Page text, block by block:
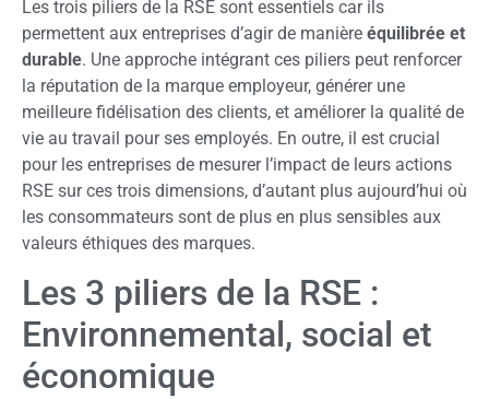
Les trois piliers de la RSE sont essentiels car ils
permettent aux entreprises d’agir de manière équilibrée et
durable. Une approche intégrant ces piliers peut renforcer
la réputation de la marque employeur, générer une
meilleure fidélisation des clients, et améliorer la qualité de
vie au travail pour ses employés. En outre, il est crucial
pour les entreprises de mesurer l’impact de leurs actions
RSE sur ces trois dimensions, d’autant plus aujourd’hui où
les consommateurs sont de plus en plus sensibles aux
valeurs éthiques des marques.
Les 3 piliers de la RSE :
Environnemental, social et
économique